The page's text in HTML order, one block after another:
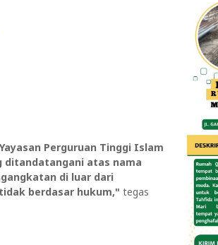
Perguruan Tinggi Islam
ditandatangani atas nama
di luar dari
berdasar hukum," tegas